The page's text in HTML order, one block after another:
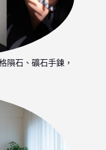
隕石、礦石手鍊，